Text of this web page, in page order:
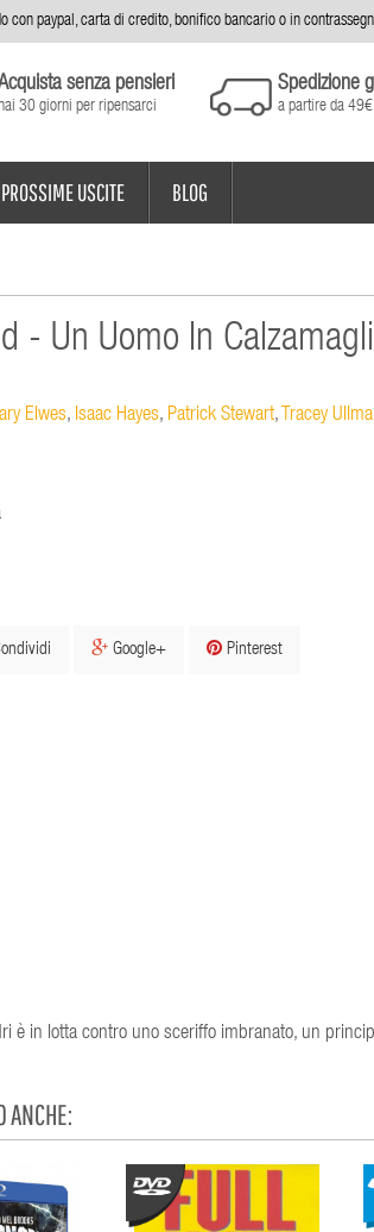
con paypal, carta di credito, bonifico bancario o in
senza pensieri
30 giorni per ripensarci
Spedizione
a partire da 49€
PROSSIME USCITE BLOG
- Un Uomo In
Elwes, Isaac Hayes, Patrick Stewart, Tracey
Google+ Pinterest
è in lotta contro uno sceriffo imbranato, un
ANCHE: